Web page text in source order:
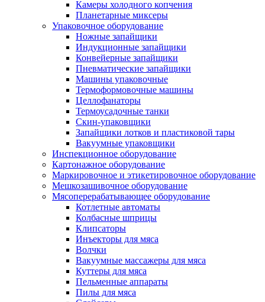
Камеры холодного копчения
Планетарные миксеры
Упаковочное оборудование
Ножные запайщики
Индукционные запайщики
Конвейерные запайщики
Пневматические запайщики
Машины упаковочные
Термоформовочные машины
Целлофанаторы
Термоусадочные танки
Скин-упаковщики
Запайщики лотков и пластиковой тары
Вакуумные упаковщики
Инспекционное оборудование
Картонажное оборудование
Маркировочное и этикетировочное оборудование
Мешкозашивочное оборудование
Мясоперерабатывающее оборудование
Котлетные автоматы
Колбасные шприцы
Клипсаторы
Инъекторы для мяса
Волчки
Вакуумные массажеры для мяса
Куттеры для мяса
Пельменные аппараты
Пилы для мяса